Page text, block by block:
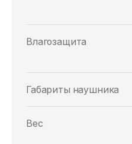
Влагозащита
Габариты наушника
Вес